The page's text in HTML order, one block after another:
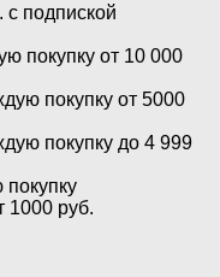
с подпиской
покупку от 10 000
покупку от 5000
покупку до 4 999
1000 руб.